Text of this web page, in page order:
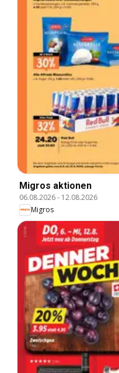
Migros aktionen
06.08.2026- 12.08.2026
Migros